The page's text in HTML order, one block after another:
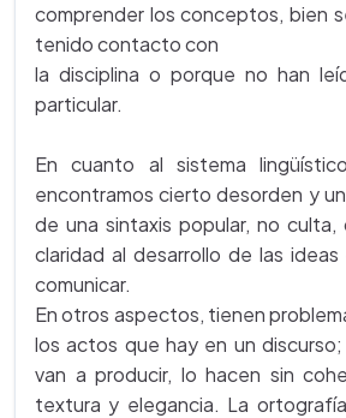
comprender los conceptos, bien
tenido contacto con
la disciplina o porque no han
particular.
En cuanto al sistema
encontramos cierto desorden y
de una sintaxis popular, no
claridad al desarrollo de las
comunicar.
En otros aspectos, tienen
los actos que hay en un
van a producir, lo hacen sin
textura y elegancia. La